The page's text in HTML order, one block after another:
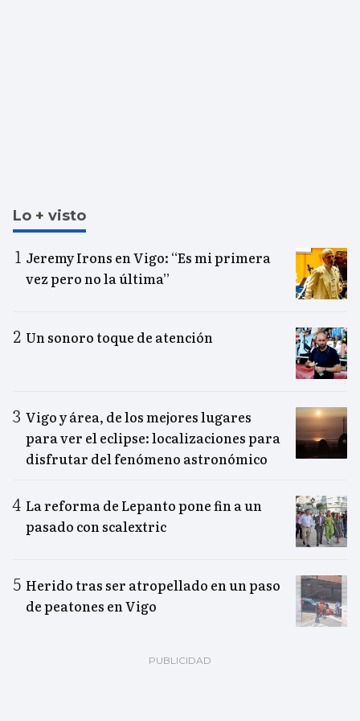
Lo + visto
Jeremy Irons en Vigo: “Es mi primera
vez pero no la última”
Un sonoro toque de atención
Vigo y área, de los mejores lugares
para ver el eclipse: localizaciones para
disfrutar del fenómeno astronómico
La reforma de Lepanto pone fin a un
pasado con scalextric
Herido tras ser atropellado en un paso
de peatones en Vigo